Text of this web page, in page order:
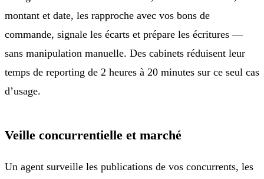
montant et date, les rapproche avec vos bons de
commande, signale les écarts et prépare les écritures —
sans manipulation manuelle. Des cabinets réduisent leur
temps de reporting de 2 heures à 20 minutes sur ce seul cas
d’usage.
Veille concurrentielle et marché
Un agent surveille les publications de vos concurrents, les